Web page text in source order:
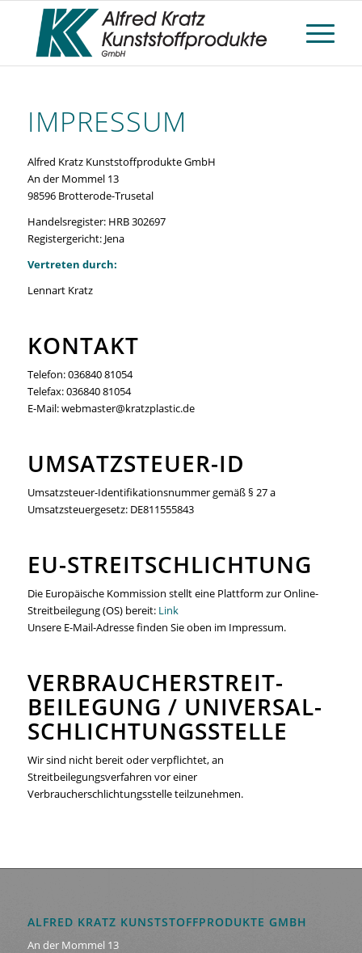
IMPRESSUM
Alfred Kratz Kunststoffprodukte GmbH
An der Mommel 13
98596 Brotterode-Trusetal
Handelsregister: HRB 302697
Registergericht: Jena
Vertreten durch:
Lennart Kratz
KONTAKT
Telefon: 036840 81054
Telefax: 036840 81054
E-Mail: webmaster@kratzplastic.de
UMSATZSTEUER-ID
Umsatzsteuer-Identifikationsnummer gemäß § 27 a
Umsatzsteuergesetz: DE811555843
EU-STREITSCHLICHTUNG
Die Europäische Kommission stellt eine Plattform zur Online-
Streitbeilegung (OS) bereit: Link
Unsere E-Mail-Adresse finden Sie oben im Impressum.
VERBRAUCHER­STREIT­
BEILEGUNG / UNIVERSAL­
SCHLICHTUNGS­STELLE
Wir sind nicht bereit oder verpflichtet, an
Streitbeilegungsverfahren vor einer
Verbraucherschlichtungsstelle teilzunehmen.
ALFRED KRATZ KUNSTSTOFFPRODUKTE GMBH
An der Mommel 13